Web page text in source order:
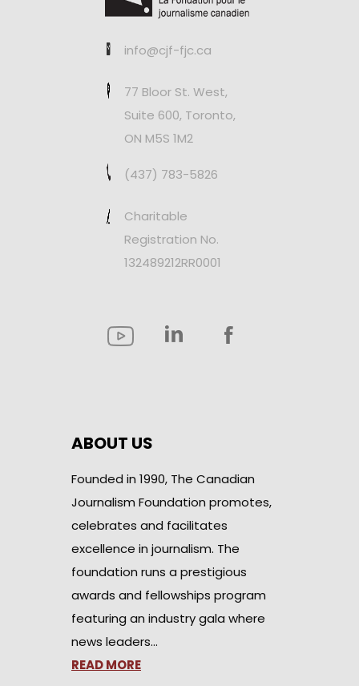
info@cjf-fjc.ca
77 Bloor St. West,
Suite 600, Toronto,
ON M5S 1M2
(437) 783-5826
Charitable
Registration No.
132489212RR0001
ABOUT US
Founded in 1990, The Canadian
Journalism Foundation promotes,
celebrates and facilitates
excellence in journalism. The
foundation runs a prestigious
awards and fellowships program
featuring an industry gala where
news leaders…
READ MORE